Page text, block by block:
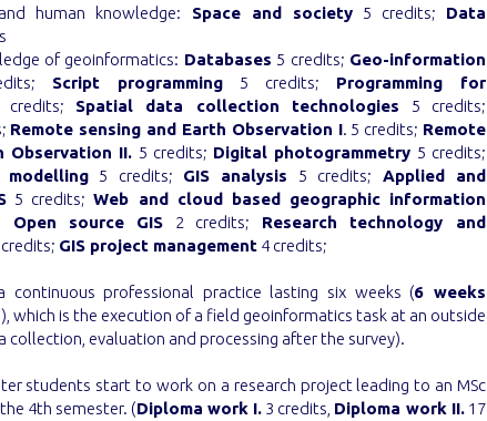
human knowledge: Space and society5 credits; Data
of geoinformatics: Databases 5 credits; Geo-information
Script programming 5 credits; Programming for
credits; Spatial data collection technologies 5 credits;
Remote sensing and Earth Observation I. 5 credits; Remote
Observation II. 5 credits; Digital photogrammetry 5 credits;
5 credits; GIS analysis 5 credits; Applied and
5 credits;Web and cloud based geographic information
Open source GIS 2 credits; Research technology and
credits; GIS project management 4 credits;
continuous professional practice lasting six weeks (6 weeks
which is the execution of a field geoinformatics task at an outside
evaluation and processing after the survey).
students start to work on a research project leading to an MSc
4th semester. (Diploma work I.3 credits, Diploma work II.17